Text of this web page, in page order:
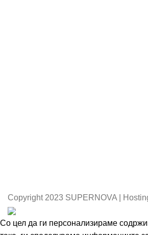
Copyright 2023 SUPERNOVA |
Со цел да ги персонализираме